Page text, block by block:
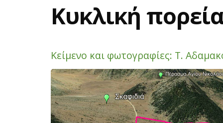
Κυκλική
Κείμενο και φωτογραφίες: Τ.